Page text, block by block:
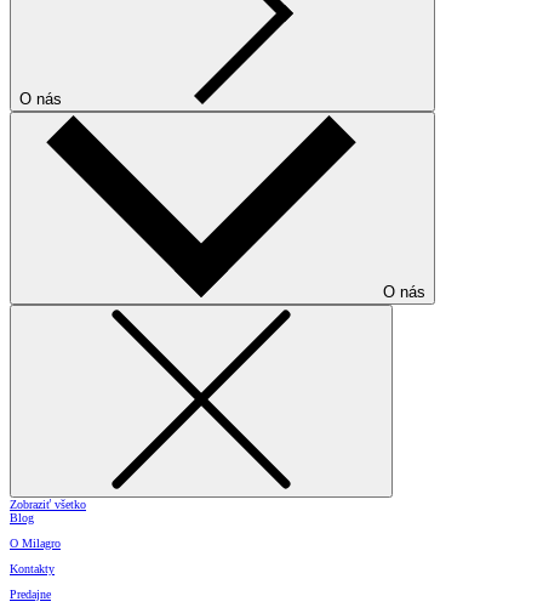
O nás
O nás
Zobraziť všetko
Blog
O Milagro
Kontakty
Predajne